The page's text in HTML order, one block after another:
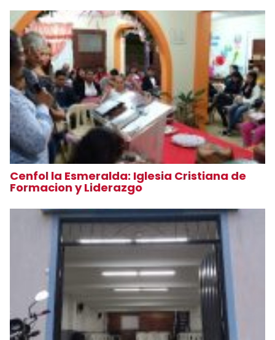
Cenfol la Esmeralda: Iglesia Cristiana de
Formacion y Liderazgo